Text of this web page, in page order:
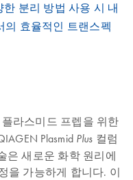
한 분리 방법 사용 시 내
의 효율적인 트랜스펙
라스미드 프렙을 위한
Plasmid Plus 컬럼
은 새로운 화학 원리에
을 가능하게 합니다. 이